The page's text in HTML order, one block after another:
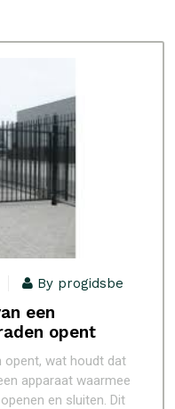
By progidsbe
een
opent
opent, wat houdt dat
apparaat waarmee
en sluiten. Dit